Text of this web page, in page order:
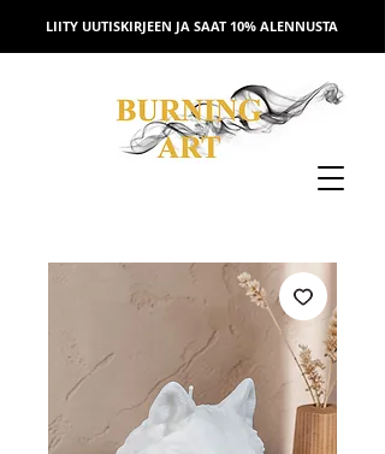
LIITY UUTISKIRJEEN JA SAAT 10% ALENNUSTA